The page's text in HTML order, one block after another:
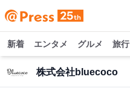
新着 エンタメ グルメ 旅行
株式会社bluecoco